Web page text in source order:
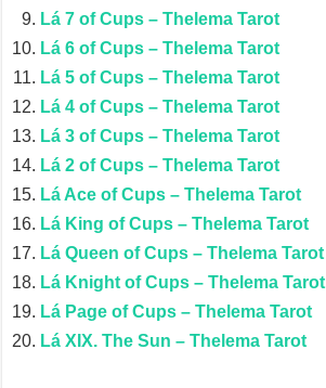
Lá 7 of Cups – Thelema Tarot
Lá 6 of Cups – Thelema Tarot
Lá 5 of Cups – Thelema Tarot
Lá 4 of Cups – Thelema Tarot
Lá 3 of Cups – Thelema Tarot
Lá 2 of Cups – Thelema Tarot
Lá Ace of Cups – Thelema Tarot
Lá King of Cups – Thelema Tarot
Lá Queen of Cups – Thelema Tarot
Lá Knight of Cups – Thelema Tarot
Lá Page of Cups – Thelema Tarot
Lá XIX. The Sun – Thelema Tarot